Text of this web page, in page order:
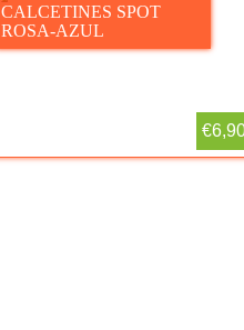
CALCETINES SPOT
ROSA-AZUL